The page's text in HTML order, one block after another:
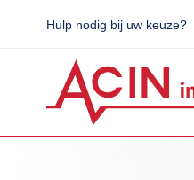
Hulp nodig bij uw keuze?